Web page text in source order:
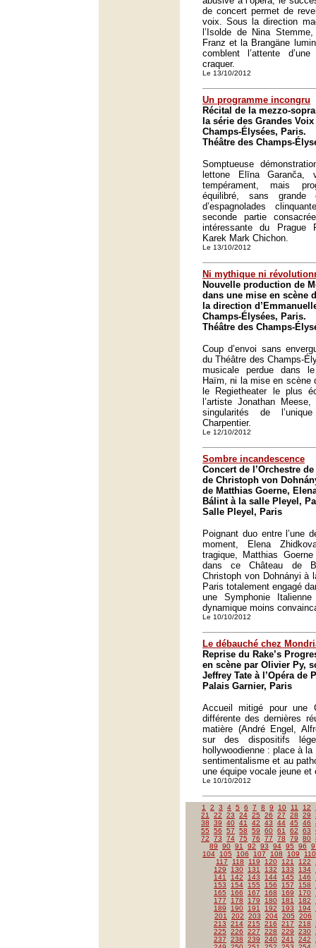
de concert permet de
voix. Sous la direction
l’Isolde de Nina
Franz et la Brangäne
comblent l’attente
craquer.
Le 13/10/2012
Un programme incongru
Récital de la mezzo-
la série des Grandes
Champs-Élysées, Paris.
Théâtre des Champs-
Somptueuse
lettone Elīna Garanča,
tempérament, mais
équilibré, sans grande
d’espagnolades
seconde partie
intéressante du Prague
Karek Mark Chichon.
Le 13/10/2012
Ni mythique ni
Nouvelle production de
dans une mise en scène
la direction
Champs-Élysées, Paris.
Théâtre des Champs-
Coup d’envoi sans
du Théâtre des Champs-
musicale perdue dans le
Haïm, ni la mise en scène
le Regietheater le plus
l’artiste Jonathan
singularités de
Charpentier.
Le 12/10/2012
Sombre incandescence
Concert de l’Orchestre
de Christoph von
de Matthias Goerne,
Bálint à la salle Pleyel,
Salle Pleyel, Paris
Poignant duo entre l’une
moment, Elena
tragique, Matthias
dans ce Château de
Christoph von Dohnányi à
Paris totalement engagé
une Symphonie
dynamique moins
Le 10/10/2012
Le débauché chez
Reprise du Rake’s
en scène par Olivier Py,
Jeffrey Tate à l’Opéra de
Palais Garnier, Paris
Accueil mitigé pour une
différente des dernières
matière (André Engel,
sur des dispositifs
hollywoodienne : place à
sentimentalisme et au
une équipe vocale jeune et
Le 10/10/2012
1 2 3 4 5 6 7 8 9 10 11 12
21
22 23 24 25 26 27 28 29
38
39 40 41 42 43 44 45 46
55
56 57 58 59 60 61 62 63
72
73 74 75 76 77 78 79 80
89
90 91 92 93 94 95 96
104
105 106 107 108 109
110
117
118 119 120 121 122
129
130 131 132 133 134
141
142 143 144 145 146
153
154 155 156 157 158
165
166 167 168 169 170
177
178 179 180 181 182
189
190 191 192 193 194
201
202 203 204 205
206
213
214 215 216 217 218
225
226 227 228 229 230
237
238 239 240 241 242